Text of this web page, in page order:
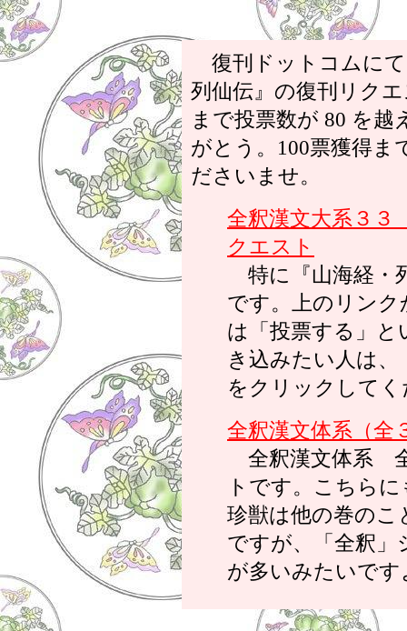
復刊ドットコムに
列仙伝』の復刊リク
まで投票数が 80 を
がとう。100票獲得
ださいませ。
全釈漢文大系３３
クエスト
特に『山海経・
です。上のリン
は「投票する」
き込みたい人は
をクリックして
全釈漢文体系（全
全釈漢文体系
トです。こちら
珍獣は他の巻の
ですが、「全釈
が多いみたいです